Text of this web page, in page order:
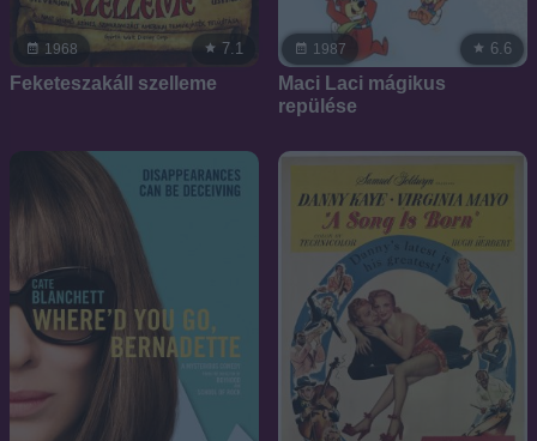
1968 7.1
Feketeszakáll szelleme
1987 6.6
Maci Laci mágikus
repülése